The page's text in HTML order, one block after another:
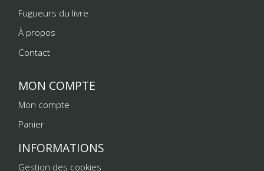
Fugueurs du livre
À propos
Contact
MON COMPTE
Mon compte
Panier
INFORMATIONS
Gestion des cookies